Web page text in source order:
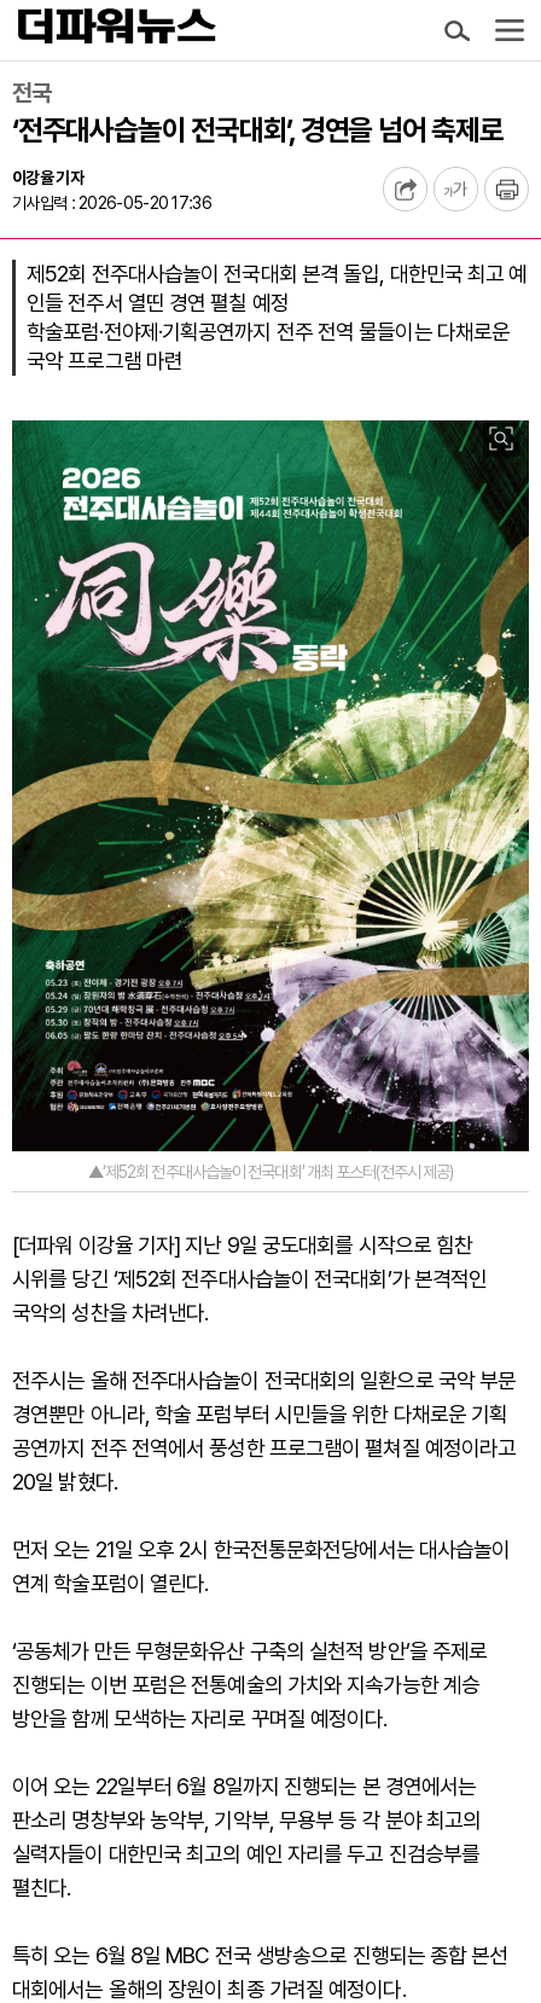
전국
‘전주대사습놀이 전국대회’, 경연을 넘어 축제로
이강율 기자
기사입력 : 2026-05-20 17:36
제52회 전주대사습놀이 전국대회 본격 돌입, 대한민국 최고 예
인들 전주서 열띤 경연 펼칠 예정
학술포럼·전야제·기획공연까지 전주 전역 물들이는 다채로운
국악 프로그램 마련
▲‘제52회 전주대사습놀이 전국대회’ 개최 포스터(전주시 제공)
[더파워 이강율 기자] 지난 9일 궁도대회를 시작으로 힘찬
시위를 당긴 ‘제52회 전주대사습놀이 전국대회’가 본격적인
국악의 성찬을 차려낸다.
전주시는 올해 전주대사습놀이 전국대회의 일환으로 국악 부문
경연뿐만 아니라, 학술 포럼부터 시민들을 위한 다채로운 기획
공연까지 전주 전역에서 풍성한 프로그램이 펼쳐질 예정이라고
20일 밝혔다.
먼저 오는 21일 오후 2시 한국전통문화전당에서는 대사습놀이
연계 학술포럼이 열린다.
‘공동체가 만든 무형문화유산 구축의 실천적 방안’을 주제로
진행되는 이번 포럼은 전통예술의 가치와 지속가능한 계승
방안을 함께 모색하는 자리로 꾸며질 예정이다.
이어 오는 22일부터 6월 8일까지 진행되는 본 경연에서는
판소리 명창부와 농악부, 기악부, 무용부 등 각 분야 최고의
실력자들이 대한민국 최고의 예인 자리를 두고 진검승부를
펼친다.
특히 오는 6월 8일 MBC 전국 생방송으로 진행되는 종합 본선
대회에서는 올해의 장원이 최종 가려질 예정이다.